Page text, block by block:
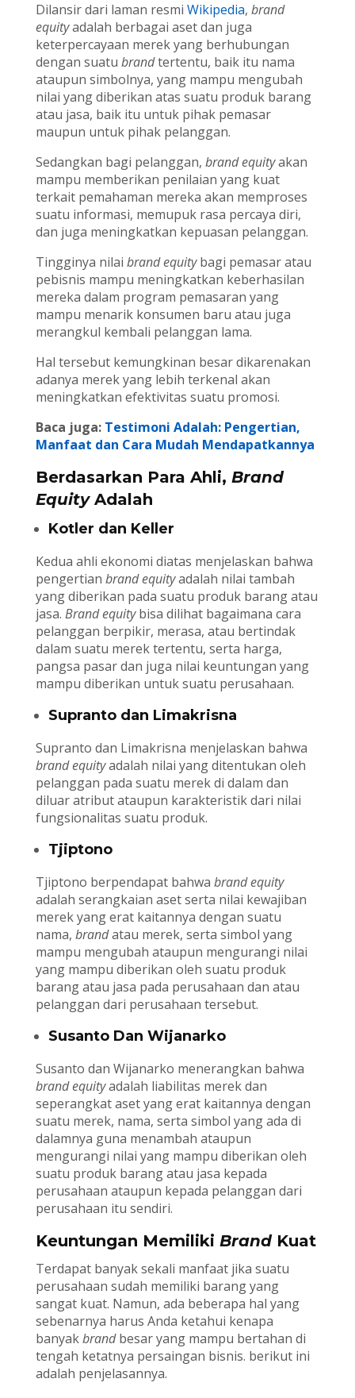
Dilansir dari laman resmi Wikipedia, brand
equityadalah berbagai aset dan juga
keterpercayaan merek yang berhubungan
dengan suatu brandtertentu, baik itu nama
ataupun simbolnya, yang mampu mengubah
nilai yang diberikan atas suatu produk barang
atau jasa, baik itu untuk pihak pemasar
maupun untuk pihak pelanggan.
Sedangkan bagi pelanggan, brand equityakan
mampu memberikan penilaian yang kuat
terkait pemahaman mereka akan memproses
suatu informasi, memupuk rasa percaya diri,
dan juga meningkatkan kepuasan pelanggan.
Tingginya nilai brand equitybagi pemasar atau
pebisnis mampu meningkatkan keberhasilan
mereka dalam program pemasaran yang
mampu menarik konsumen baru atau juga
merangkul kembali pelanggan lama.
Hal tersebut kemungkinan besar dikarenakan
adanya merek yang lebih terkenal akan
meningkatkan efektivitas suatu promosi.
Baca juga: Testimoni Adalah: Pengertian,
Manfaat dan Cara Mudah Mendapatkannya
Berdasarkan Para Ahli, Brand
Equity Adalah
Kotler dan Keller
Kedua ahli ekonomi diatas menjelaskan bahwa
pengertian brand equityadalah nilai tambah
yang diberikan pada suatu produk barang atau
jasa. Brand equitybisa dilihat bagaimana cara
pelanggan berpikir, merasa, atau bertindak
dalam suatu merek tertentu, serta harga,
pangsa pasar dan juga nilai keuntungan yang
mampu diberikan untuk suatu perusahaan.
Supranto dan Limakrisna
Supranto dan Limakrisna menjelaskan bahwa
brand equityadalah nilai yang ditentukan oleh
pelanggan pada suatu merek di dalam dan
diluar atribut ataupun karakteristik dari nilai
fungsionalitas suatu produk.
Tjiptono
Tjiptono berpendapat bahwa brand equity
adalah serangkaian aset serta nilai kewajiban
merek yang erat kaitannya dengan suatu
nama, brandatau merek, serta simbol yang
mampu mengubah ataupun mengurangi nilai
yang mampu diberikan oleh suatu produk
barang atau jasa pada perusahaan dan atau
pelanggan dari perusahaan tersebut.
Susanto Dan Wijanarko
Susanto dan Wijanarko menerangkan bahwa
brand equityadalah liabilitas merek dan
seperangkat aset yang erat kaitannya dengan
suatu merek, nama, serta simbol yang ada di
dalamnya guna menambah ataupun
mengurangi nilai yang mampu diberikan oleh
suatu produk barang atau jasa kepada
perusahaan ataupun kepada pelanggan dari
perusahaan itu sendiri.
Keuntungan Memiliki BrandKuat
Terdapat banyak sekali manfaat jika suatu
perusahaan sudah memiliki barang yang
sangat kuat. Namun, ada beberapa hal yang
sebenarnya harus Anda ketahui kenapa
banyakbrandbesar yang mampu bertahan di
tengah ketatnya persaingan bisnis. berikut ini
adalah penjelasannya.